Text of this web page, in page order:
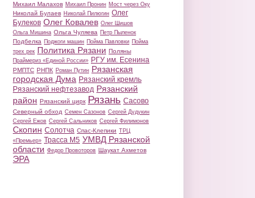
Михаил Малахов Михаил Пронин Мост через Оку
Николай Булаев Николай Пилюгин Олег
Булеков Олег Ковалев Олег Шишов
Ольга Мишина Ольга Чуляева Петр Пыленок
Подбелка Поджоги машин Пойма Павловки Пойма
трех рек Политика Рязани Поляны
Праймериз «Единой России» РГУ им. Есенина
РМПТС РНПК Роман Путин Рязанская
городская Дума Рязанский кремль
Рязанский нефтезавод Рязанский
район Рязанский цирк Рязань Сасово
Северный обход Семен Сазонов Сергей Дудукин
Сергей Ежов Сергей Сальников Сергей Филимонов
Скопин Солотча Спас-Клепики ТРЦ
«Премьер» Трасса М5 УМВД Рязанской
области Федор Провоторов Шаукат Ахметов
ЭРА